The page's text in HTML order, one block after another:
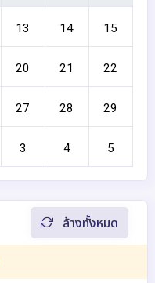
ล้างทั้งหมด